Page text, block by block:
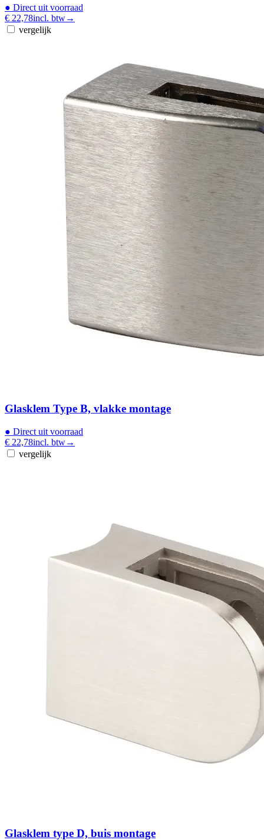
● Direct uit voorraad
€ 22,78incl. btw→
vergelijk
Glasklem Type B, vlakke montage
● Direct uit voorraad
€ 22,78incl. btw→
vergelijk
Glasklem type D, buis montage